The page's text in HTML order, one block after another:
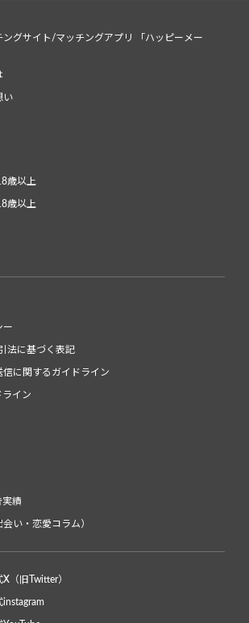
ングサイト/マッチングアプリ 「ハッピーメー
い
歳以上
歳以上
ー
法に基づく表記
に関するガイドライン
ライン
実績
い・恋愛コラム）
（旧Twitter）
instagram